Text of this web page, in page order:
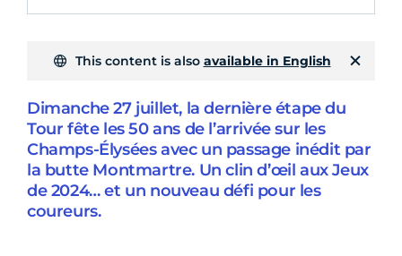
This content is also available in English
Dimanche 27 juillet, la dernière étape du
Tour fête les 50 ans de l’arrivée sur les
Champs-Élysées avec un passage inédit par
la butte Montmartre. Un clin d’œil aux Jeux
de 2024… et un nouveau défi pour les
coureurs.